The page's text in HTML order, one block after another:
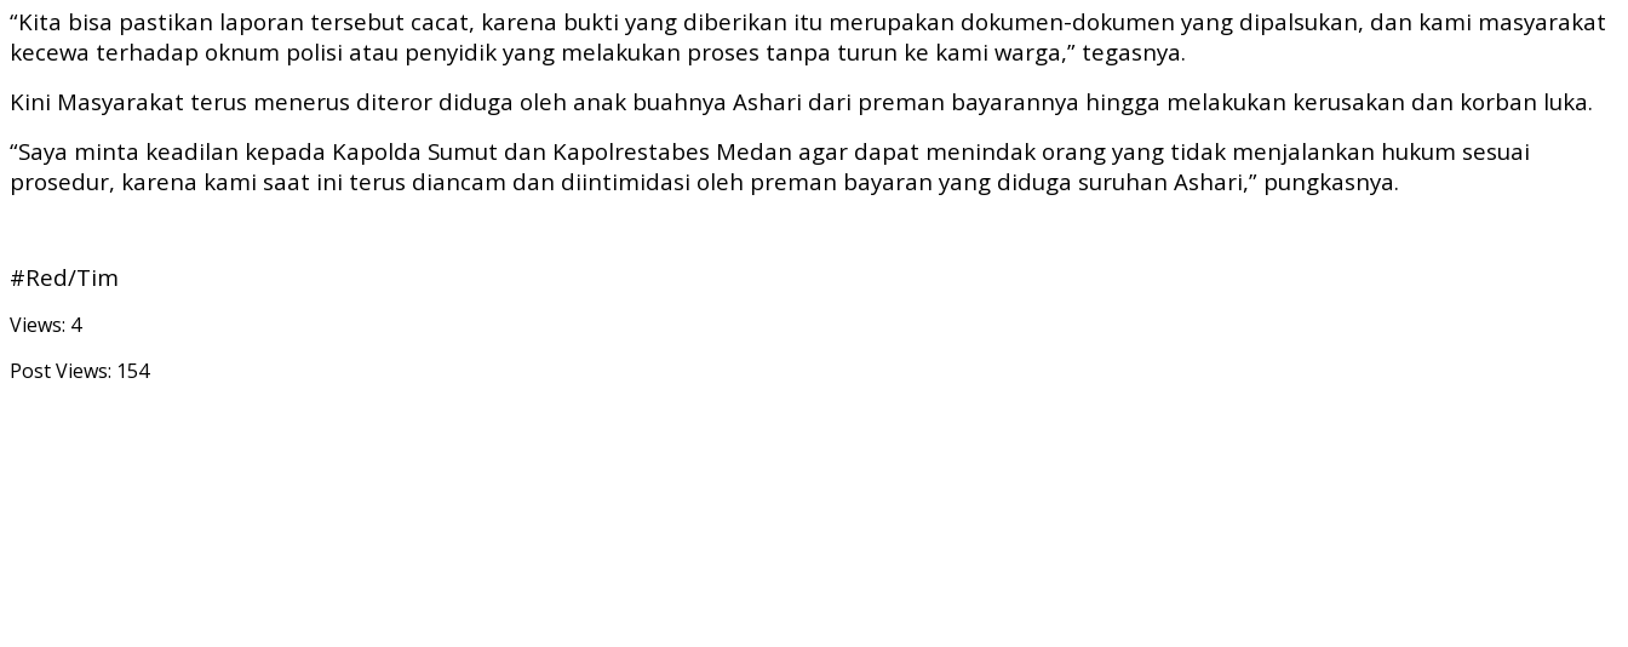
“Kita bisa pastikan laporan tersebut cacat, karena bukti yang diberikan itu merupakan dokumen-dokumen yang dipalsukan, dan kami masyarakat
kecewa terhadap oknum polisi atau penyidik yang melakukan proses tanpa turun ke kami warga,” tegasnya.
Kini Masyarakat terus menerus diteror diduga oleh anak buahnya Ashari dari preman bayarannya hingga melakukan kerusakan dan korban luka.
“Saya minta keadilan kepada Kapolda Sumut dan Kapolrestabes Medan agar dapat menindak orang yang tidak menjalankan hukum sesuai
prosedur, karena kami saat ini terus diancam dan diintimidasi oleh preman bayaran yang diduga suruhan Ashari,” pungkasnya.
#Red/Tim
Views: 4
Post Views: 154